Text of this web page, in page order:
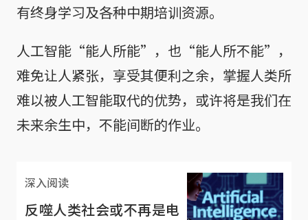
有终身学习及各种中期培训资源。
人工智能“能人所能”，也“能人所不能”，
难免让人紧张，享受其便利之余，掌握人类所
难以被人工智能取代的优势，或许将是我们在
未来余生中，不能间断的作业。
深入阅读
反噬人类社会或不再是电